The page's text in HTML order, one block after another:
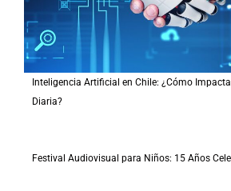
Inteligencia Artificial en Chile: ¿Cómo
Diaria?
Festival Audiovisual para Niños: 15 Años